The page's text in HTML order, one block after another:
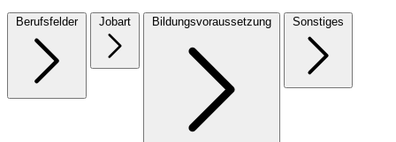
Berufsfelder Jobart Bildungsvoraussetzung Sonstiges